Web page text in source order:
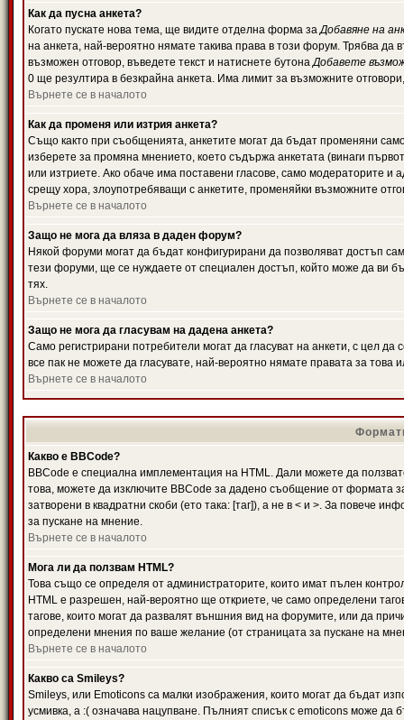
Как да пусна анкета?
Когато пускате нова тема, ще видите отделна форма заДобавяне на
на анкета, най-вероятно нямате такива права в този форум. Трябва да
възможен отговор, въведете текст и натиснете бутонаДобавете
0 ще резултира в безкрайна анкета. Има лимит за възможните
Върнете се в началото
Как да променя или изтрия анкета?
Също както при съобщенията, анкетите могат да бъдат променяни
изберете за промяна мнението, което съдържа анкетата (винаги
или изтриете. Ако обаче има поставени гласове, само модераторите и
срещу хора, злоупотребяващи с анкетите, променяйки възможните
Върнете се в началото
Защо не мога да вляза в даден форум?
Някой форуми могат да бъдат конфигурирани да позволяват достъп
тези форуми, ще се нуждаете от специален достъп, който може да ви
тях.
Върнете се в началото
Защо не мога да гласувам на дадена анкета?
Само регистрирани потребители могат да гласуват на анкети, с цел
все пак не можете да гласувате, най-вероятно нямате правата за това
Върнете се в началото
Какво е BBCode?
BBCode е специална имплементация на HTML. Дали можете да
това, можете да изключите BBCode за дадено съобщение от формата
затворени в квадратни скоби (ето така: [таг]), а не в < и >. За повече
за пускане на мнение.
Върнете се в началото
Мога ли да ползвам HTML?
Това също се определя от администраторите, които имат пълен
HTML е разрешен, най-вероятно ще откриете, че само определени
тагове, които могат да развалят външния вид на форумите, или да
определени мнения по ваше желание (от страницата за пускане на
Върнете се в началото
Какво са Smileys?
Smileys, или Emoticons са малки изображения, които могат да бъдат
усмивка, а :( означава нацупване. Пълният списък с emoticons може да